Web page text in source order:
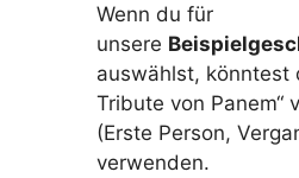
Wenn du für
unsere
auswählst, könntest
Tribute von Panem“
(Erste Person,
verwenden.